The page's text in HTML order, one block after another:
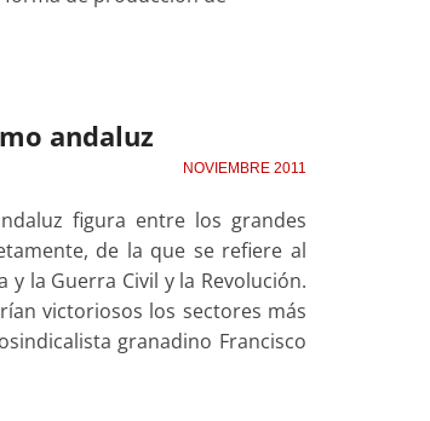
andaluz
NOVIEMBRE 2011
figura entre los grandes
de la que se refiere al
la Guerra Civil y la Revolución.
victoriosos los sectores más
granadino Francisco